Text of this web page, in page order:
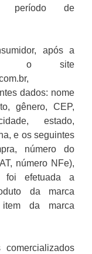
no período de
após a
o site
dados: nome
gênero, CEP,
estado,
e os seguintes
número do
número NFe),
foi efetuada a
da marca
item da marca
comercializados